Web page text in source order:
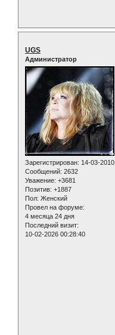
UGS
Администратор
Зарегистрирован: 14-03-2010
Сообщений: 2632
Уважение: +3681
Позитив: +1887
Пол: Женский
Провел на форуме:
4 месяца 24 дня
Последний визит:
10-02-2026 00:28:40